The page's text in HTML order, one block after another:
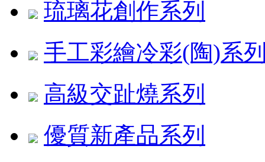
琉璃花創作系列
手工彩繪冷彩(陶)系
高級交趾燒系列
優質新產品系列